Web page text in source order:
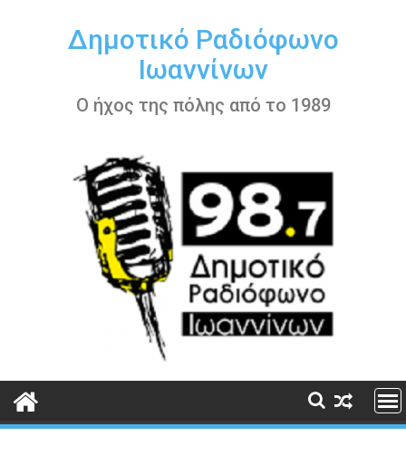
περιεχόμενοΔημοτικό Ραδιόφωνο
Ιωαννίνων
Ο ήχος της πόλης από το 1989